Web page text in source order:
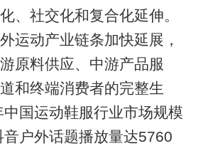
、社交化和复合化延伸。
运动产业链条加快延展，
原料供应、中游产品服
和终端消费者的完整生
国运动鞋服行业市场规模
户外话题播放量达5760